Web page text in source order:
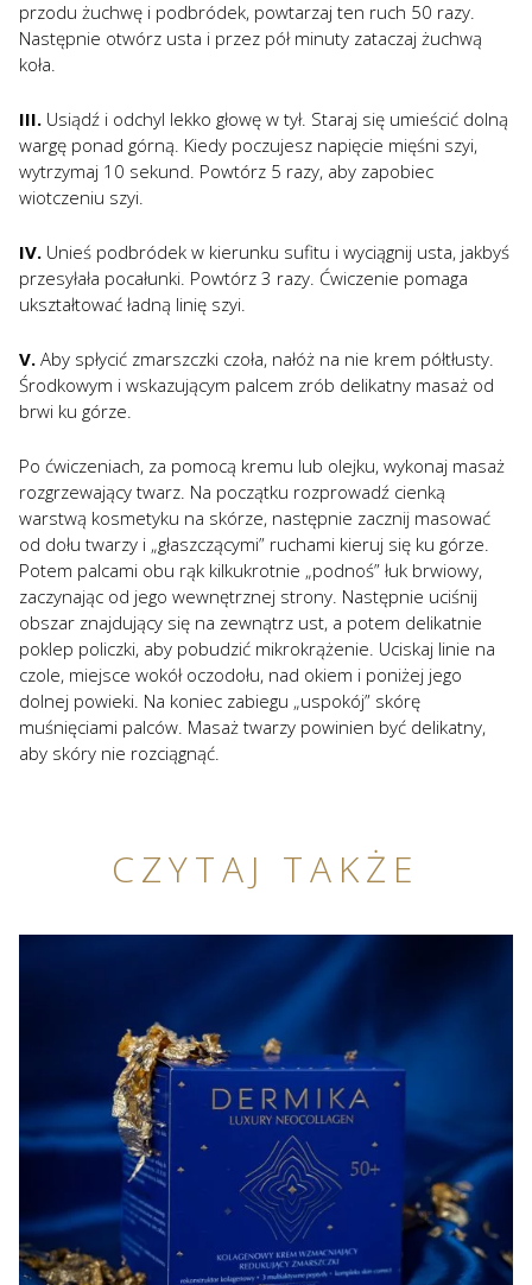
przodu żuchwę i podbródek, powtarzaj ten ruch 50 razy.
Następnie otwórz usta i przez pół minuty zataczaj żuchwą
koła.
III. Usiądź i odchyl lekko głowę w tył. Staraj się umieścić dolną
wargę ponad górną. Kiedy poczujesz napięcie mięśni szyi,
wytrzymaj 10 sekund. Powtórz 5 razy, aby zapobiec
wiotczeniu szyi.
IV. Unieś podbródek w kierunku sufitu i wyciągnij usta, jakbyś
przesyłała pocałunki. Powtórz 3 razy. Ćwiczenie pomaga
ukształtować ładną linię szyi.
V. Aby spłycić zmarszczki czoła, nałóż na nie krem półtłusty.
Środkowym i wskazującym palcem zrób delikatny masaż od
brwi ku górze.
Po ćwiczeniach, za pomocą kremu lub olejku, wykonaj masaż
rozgrzewający twarz. Na początku rozprowadź cienką
warstwą kosmetyku na skórze, następnie zacznij masować
od dołu twarzy i „głaszczącymi” ruchami kieruj się ku górze.
Potem palcami obu rąk kilkukrotnie „podnoś” łuk brwiowy,
zaczynając od jego wewnętrznej strony. Następnie uciśnij
obszar znajdujący się na zewnątrz ust, a potem delikatnie
poklep policzki, aby pobudzić mikrokrążenie. Uciskaj linie na
czole, miejsce wokół oczodołu, nad okiem i poniżej jego
dolnej powieki. Na koniec zabiegu „uspokój” skórę
muśnięciami palców. Masaż twarzy powinien być delikatny,
aby skóry nie rozciągnąć.
CZYTAJ TAKŻE